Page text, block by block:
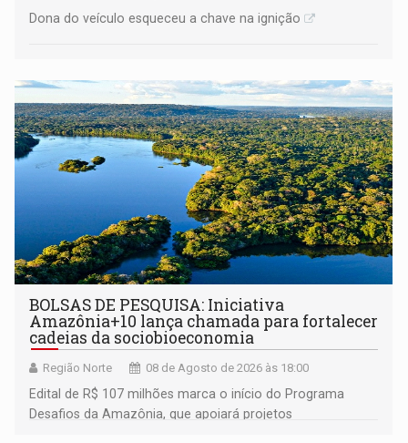
Dona do veículo esqueceu a chave na ignição
BOLSAS DE PESQUISA: Iniciativa
Amazônia+10 lança chamada para fortalecer
cadeias da sociobioeconomia
Região Norte 08 de Agosto de 2026 às 18:00
Edital de R$ 107 milhões marca o início do Programa
Desafios da Amazônia, que apoiará projetos